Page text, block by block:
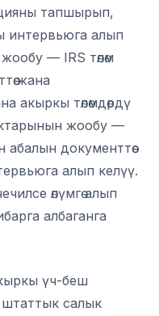
тапшырып,
интервьюга алып
жообу — IRS төлөм
жана
акыркы төлөмдөрдү
жообу —
документтөө
алып келүү.
өлүмгө алып
албаганга
үч-беш
салык